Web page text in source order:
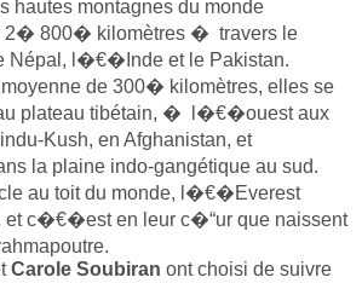
hautes montagnes du monde
800� kilomètres � travers le
Népal, l�€�Inde et le Pakistan.
de 300� kilomètres, elles se
plateau tibétain, � l�€�ouest aux
Kush, en Afghanistan, et
la plaine indo-gangétique au sud.
au toit du monde, l�€�Everest
c�€�est en leur c�“ur que naissent
Carole Soubiran ont choisi de suivre